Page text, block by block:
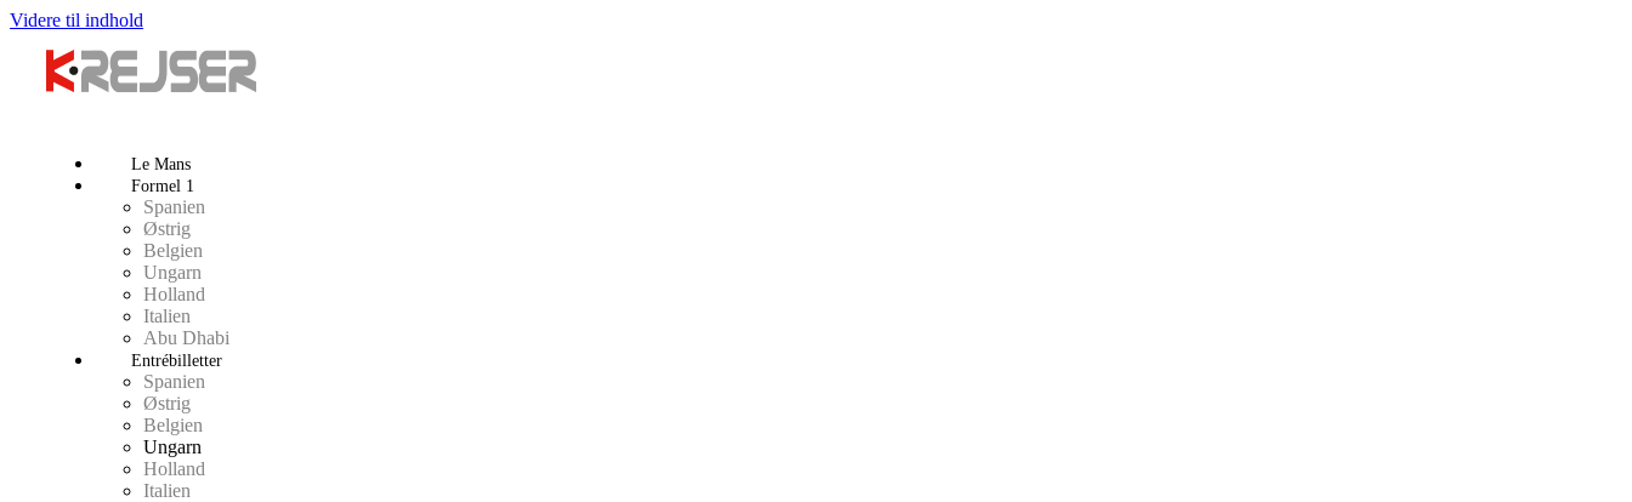
Videre til indhold
Le Mans
Formel 1
Spanien
Østrig
Belgien
Ungarn
Holland
Italien
Abu Dhabi
Entrébilletter
Spanien
Østrig
Belgien
Ungarn
Holland
Italien